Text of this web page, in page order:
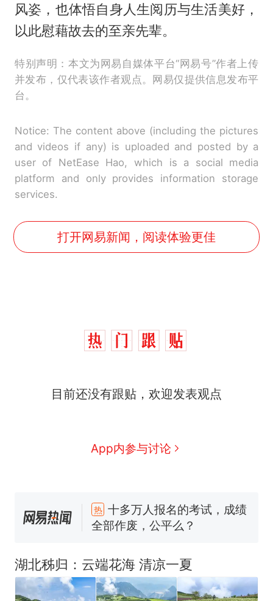
风姿，也体悟自身人生阅历与生活美好，
以此慰藉故去的至亲先辈。
特别声明：本文为网易自媒体平台“网易号”作者上传
并发布，仅代表该作者观点。网易仅提供信息发布平
台。
Notice: The content above (including the pictures
and videos if any) is uploaded and posted by a
user of NetEase Hao, which is a social media
platform and only provides information storage
services.
打开网易新闻，阅读体验更佳
目前还没有跟贴，欢迎发表观点
App内参与讨论
新 全球唯一没有法定首都的国
家，刚改国名，总统就邀请中
线一圈，还曾两次到中国寻根
的抢着买
浙江人戒备 "白海豚"已创我国
纪录 带来严重影响
湖北秭归：云端花海 清凉一夏